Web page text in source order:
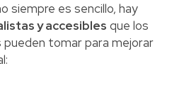
siempre es sencillo, hay
y accesibles que los
pueden tomar para mejorar